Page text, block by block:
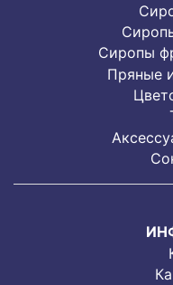
Cиропы
Пряные